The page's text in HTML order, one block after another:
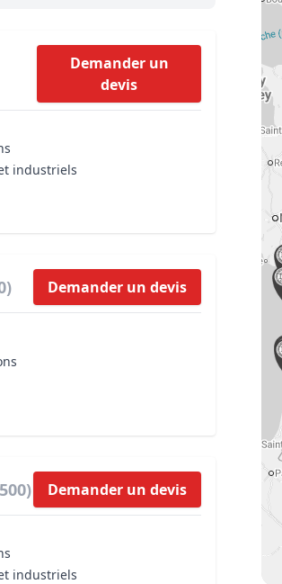
Développer et organiser l'activité
Biens d’exception, belles
IA Pioneer®
pré-achatDemander un
devis
industriels
Demander un devis
Demander un devis
industriels